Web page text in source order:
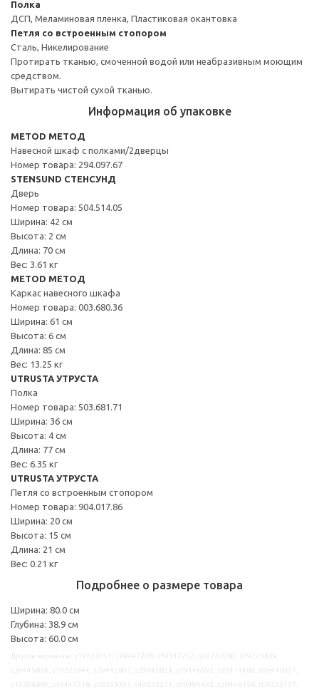
Полка
ДСП, Меламиновая пленка, Пластиковая окантовка
Петля со встроенным стопором
Сталь, Никелирование
Протирать тканью, смоченной водой или неабразивным моющим
средством.
Вытирать чистой сухой тканью.
Информация об упаковке
METOD МЕТОД
Навесной шкаф с полками/2дверцы
Номер товара: 294.097.67
STENSUND СТЕНСУНД
Дверь
Номер товара: 504.514.05
Ширина: 42 см
Высота: 2 см
Длина: 70 см
Вес: 3.61 кг
METOD МЕТОД
Каркас навесного шкафа
Номер товара: 003.680.36
Ширина: 61 см
Высота: 6 см
Длина: 85 см
Вес: 13.25 кг
UTRUSTA УТРУСТА
Полка
Номер товара: 503.681.71
Ширина: 36 см
Высота: 4 см
Длина: 77 см
Вес: 6.35 кг
UTRUSTA УТРУСТА
Петля со встроенным стопором
Номер товара: 904.017.86
Ширина: 20 см
Высота: 15 см
Длина: 21 см
Вес: 0.21 кг
Подробнее о размере товара
Ширина: 80.0 см
Глубина: 38.9 см
Высота: 60.0 см